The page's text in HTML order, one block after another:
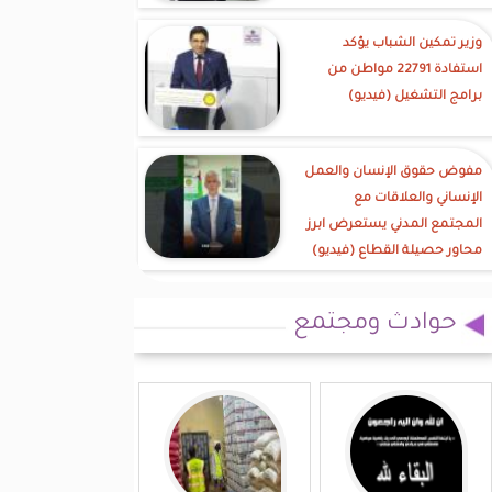
وزير تمكين الشباب يؤكد
استفادة 22791 مواطن من
برامج التشغيل (فيديو)
مفوض حقوق الإنسان والعمل
الإنساني والعلاقات مع
المجتمع المدني يستعرض ابرز
محاور حصيلة القطاع (فيديو)
حوادث ومجتمع